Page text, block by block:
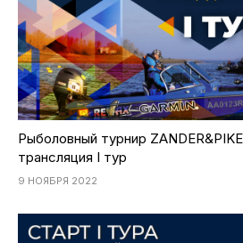
Рыболовный турнир
трансляция I тур
9 НОЯБРЯ 2022